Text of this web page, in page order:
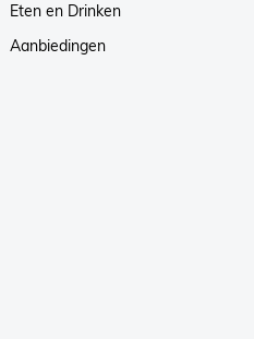
Eten en Drinken
Aanbiedingen